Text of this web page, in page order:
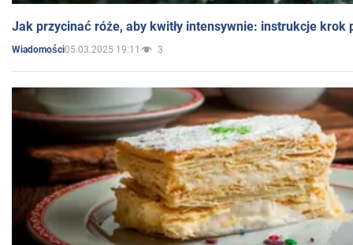
Jak przycinać róże, aby kwitły intensywnie: instrukcje krok
Wiadomości05.03.2025 19:11 3